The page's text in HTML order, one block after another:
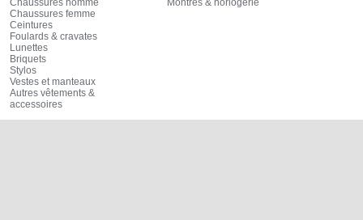
Chaussures homme
Chaussures femme
Ceintures
Foulards & cravates
Lunettes
Briquets
Stylos
Vestes et manteaux
Autres vêtements &
accessoires
Montres & horlogerie